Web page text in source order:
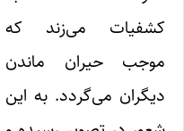
می‌زند که
حیران ماندن
می‌گردد. به این